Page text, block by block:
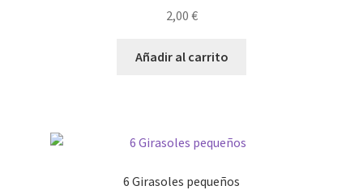
2,00 €
Añadir al carrito
6 Girasoles pequeños